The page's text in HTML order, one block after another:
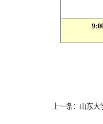
上一条：山东